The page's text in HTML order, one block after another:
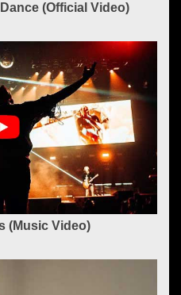
(Official Video)
(Music Video)